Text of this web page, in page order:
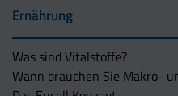
Ernährung
Was sind Vitalstoffe?
Wann brauchen Sie Makro-